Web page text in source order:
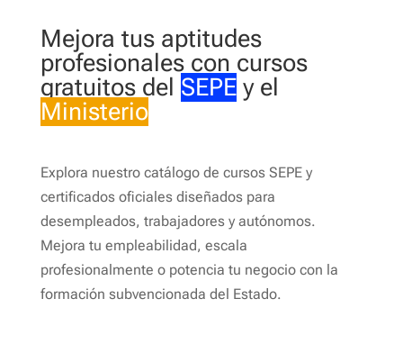
Mejora tus aptitudes
profesionales con cursos
gratuitos del SEPEy el
Ministerio
Explora nuestro catálogo de cursos SEPE y
certificados oficiales diseñados para
desempleados, trabajadores y autónomos.
Mejora tu empleabilidad, escala
profesionalmente o potencia tu negocio con la
formación subvencionada del Estado.